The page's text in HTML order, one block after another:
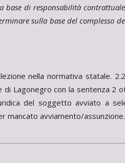
base di responsabilità
sulla base del complesso
nella normativa statale.
di Lagonegro con la sentenza 2
del soggetto avviato a
mancato avviamento/assunzione.